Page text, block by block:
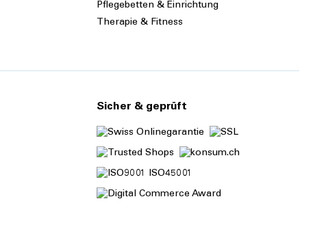
Pflegebetten & Einrichtung
Therapie & Fitness
Sicher & geprüft